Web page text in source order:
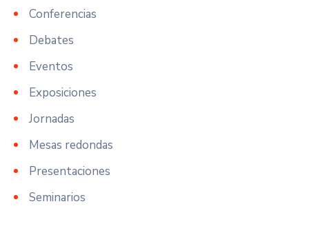
Conferencias
Debates
Eventos
Exposiciones
Jornadas
Mesas redondas
Presentaciones
Seminarios